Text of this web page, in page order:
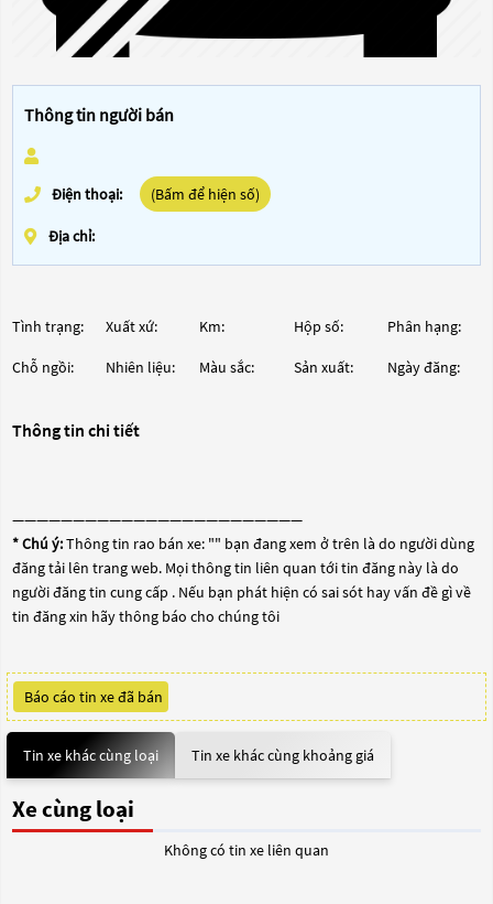
Thông tin người bán
Điện thoại: (Bấm để hiện số)
Địa chỉ:
Tình trạng: Xuất xứ: Km: Hộp số: Phân hạng:
Chỗ ngồi: Nhiên liệu: Màu sắc: Sản xuất: Ngày đăng:
Thông tin chi tiết
————————————————————————
* Chú ý:Thông tin rao bán xe: "" bạn đang xem ở trên là do người dùng
đăng tải lên trang web. Mọi thông tin liên quan tới tin đăng này là do
người đăng tin cung cấp . Nếu bạn phát hiện có sai sót hay vấn đề gì về
tin đăng xin hãy thông báo cho chúng tôi
Báo cáo tin xe đã bán
Tin xe khác cùng loại Tin xe khác cùng khoảng giá
Xe cùng loại
Không có tin xe liên quan